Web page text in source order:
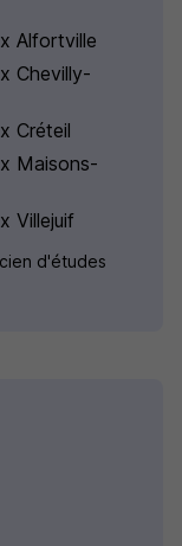
Alfortville
Chevilly-
Créteil
Maisons-
Villejuif
d'études